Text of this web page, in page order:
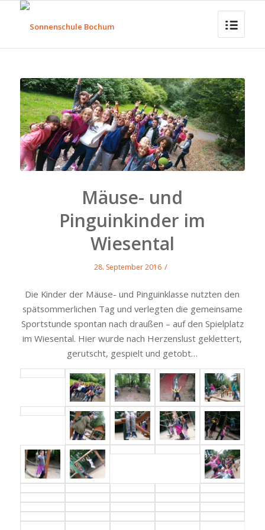
Mäuse- und
Pinguinkinder im
Wiesental
28. September 2016 /
Die Kinder der Mäuse- und Pinguinklasse nutzten den
spätsommerlichen Tag und verlegten die gemeinsame
Sportstunde spontan nach draußen – auf den Spielplatz
im Wiesental. Hier wurde nach Herzenslust geklettert,
gerutscht, gespielt und getobt…